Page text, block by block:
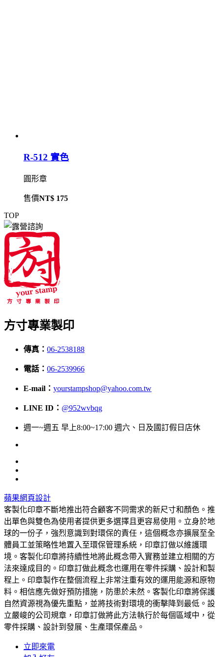
R-512 實色
圓形章
售價NT$ 175
TOP
方寸專業製印
傳真： 06-2538188
電話： 06-2539966
E-mail： yourstampshop@yahoo.com.tw
LINE ID： @952wvbqg
週一~週五 早上8:00~17:00 週六、日及國訂假日店休
蘋果網頁設計
客製化印章不斷地推出符合顧客不同需求的新尺寸和顏色。推
出單色與雙色為使用者提供更多選擇且更容易使用。立身於地
球的一份子，強烈意識到對環保的責任，這個概念亦擴展至全
體員工並策略性地置入至環保管理系統，印章訂做以維護環
境。客製化印章將持續性地將此概念帶入實務並建立相關的方
法來達成目的。印章訂做此概念也運用在零件採購、設計和製
程上。印章製作在整個流程上非常注重有效的運用能源和原物
料。相信應先做好預防措施，防患於未然。客製化印章將保護
自然資源視為優先重點，並將技術對環境的衝擊降到最低。設
立嚴峻的公司規章，印章訂做將此方法執行於每個區域中，從
零件採購、設計到發展、生產環保產品。
立即來電